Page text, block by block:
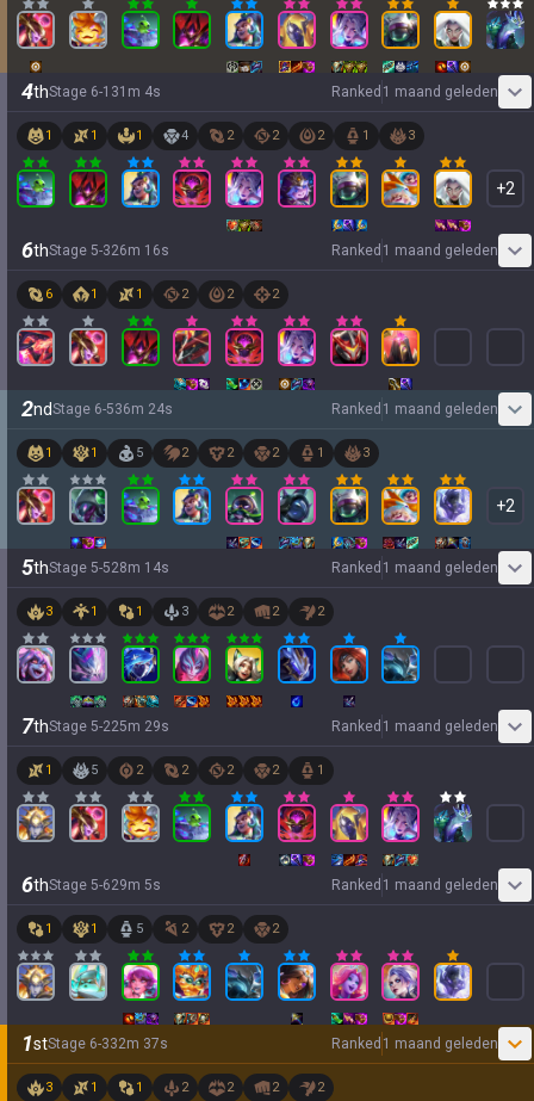
4thStage 6-1 31 m 4s Ranked 1 maand geleden
1 1 1 4 2 2 2 1 3
+2
6thStage 5-326m 16s Ranked 1 maand geleden
6 1 1 2 2 2
2ndStage 6-536m 24s Ranked 1 maand geleden
1 1 5 2 2 2 1 3
+2
5thStage 5-528m 14s Ranked 1 maand geleden
3 1 1 3 2 2 2
7thStage 5-225m 29s Ranked 1 maand geleden
1 5 2 2 2 2 1
6thStage 5-629m 5s Ranked 1 maand geleden
1 1 5 2 2 2
1stStage 6-332m 37s Ranked 1 maand geleden
3 1 1 2 2 2 2